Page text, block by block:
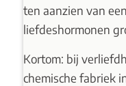
ten aanzien van
liefdeshormonen
Kortom: bij
chemische fabriek